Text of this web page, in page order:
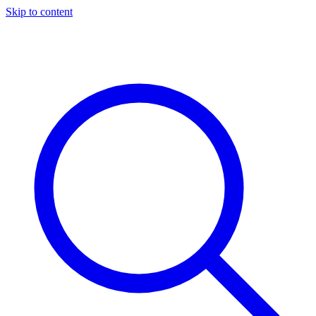
Skip to content